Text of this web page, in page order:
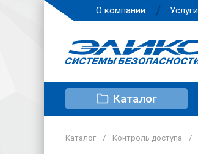
О компании Услуги
Каталог
Каталог Контроль доступа